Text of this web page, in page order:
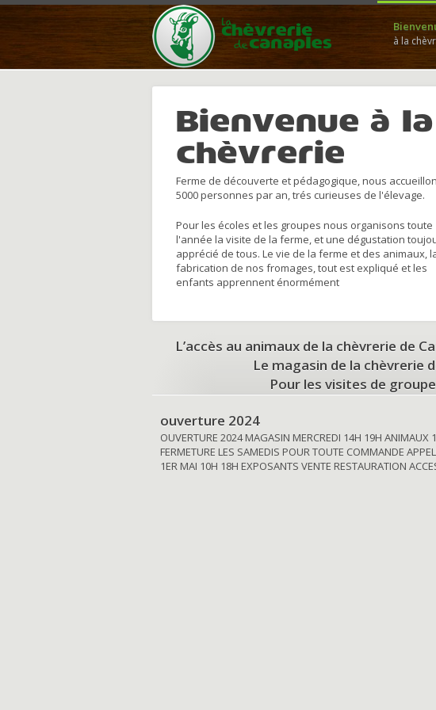
à la
Bienvenue à la
chèvrerie
Ferme de découverte et pédagogique, nous
5000 personnes par an, trés curieuses de l'élevage.
Pour les écoles et les groupes nous organisons toute
l'année la visite de la ferme, et une dégustation
apprécié de tous. Le vie de la ferme et des animaux,
fabrication de nos fromages, tout est expliqué et les
enfants apprennent énormément
L’accès au animaux de la chèvrerie de
Le magasin de la chèvrerie
Pour les visites de
ouverture 2024
OUVERTURE 2024 MAGASIN MERCREDI 14H 19H ANIMAUX
FERMETURE LES SAMEDIS POUR TOUTE COMMANDE
1ER MAI 10H 18H EXPOSANTS VENTE RESTAURATION